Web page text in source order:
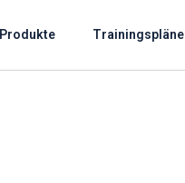
Produkte Trainingspläne